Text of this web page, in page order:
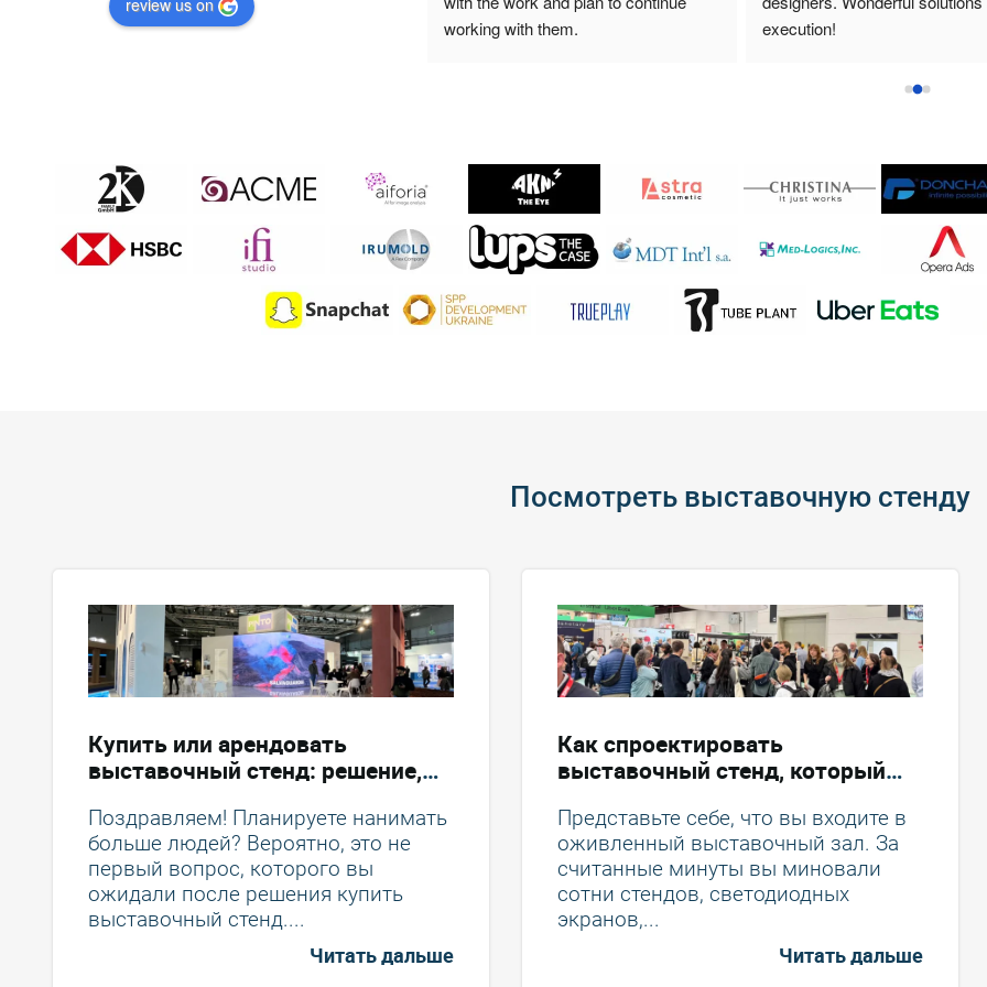
highly recommend them!
Посмотреть выставочную стенду
Купить или арендовать
выставочный стенд: решение,
сэкономить деньги
Поздравляем! Планируете нанимать
больше людей? Вероятно, это не
первый вопрос, которого вы
ожидали после решения купить
выставочный стенд....
Читать дальше
Как спроектировать
выставочный стенд, который
способствует увеличению
конверсии
Представьте себе, что вы входите в
оживленный выставочный зал. За
считанные минуты вы миновали
сотни стендов, светодиодных
экранов,...
Читать дальше